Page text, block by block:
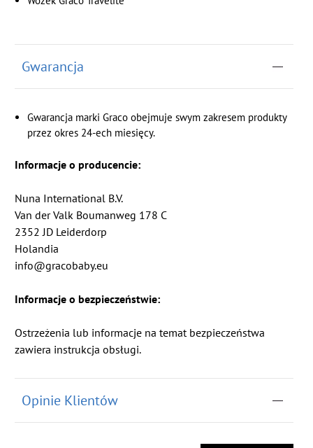
Gwarancja
Gwarancja marki Graco obejmuje swym zakresem produkty
przez okres 24-ech miesięcy.
Informacje o producencie:
Nuna International B.V.
Van der Valk Boumanweg 178 C
2352 JD Leiderdorp
Holandia
info@gracobaby.eu
Informacje o bezpieczeństwie:
Ostrzeżenia lub informacje na temat bezpieczeństwa
zawiera instrukcja obsługi.
Opinie Klientów